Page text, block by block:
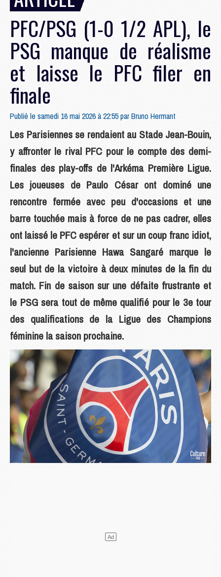
PFC/PSG (1-0 1/2 APL), le
PSG manque de réalisme
et laisse le PFC filer en
finale
Publié le samedi 16 mai 2026 à 22:55 parBruno Hermant
Les Parisiennes se rendaient au Stade Jean-Bouin,
y affronter le rival PFC pour le compte des demi-
finales des play-offs de l'Arkéma Première Ligue.
Les joueuses de Paulo César ont dominé une
rencontre fermée avec peu d'occasions et une
barre touchée mais à force de ne pas cadrer, elles
ont laissé le PFC espérer et sur un coup franc idiot,
l'ancienne Parisienne Hawa Sangaré marque le
seul but de la victoire à deux minutes de la fin du
match. Fin de saison sur une défaite frustrante et
le PSG sera tout de même qualifié pour le 3e tour
des qualifications de la Ligue des Champions
féminine la saison prochaine.